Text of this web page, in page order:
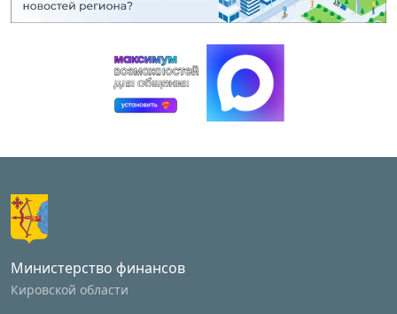
Министерство финансов
Кировской области